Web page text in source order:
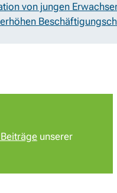
von jungen
unserer